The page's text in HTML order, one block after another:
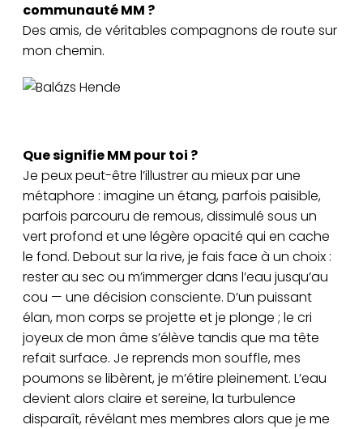
communauté MM ?
Des amis, de véritables compagnons de route sur
mon chemin.
Que signifie MM pour toi ?
Je peux peut-être l’illustrer au mieux par une
métaphore : imagine un étang, parfois paisible,
parfois parcouru de remous, dissimulé sous un
vert profond et une légère opacité qui en cache
le fond. Debout sur la rive, je fais face à un choix :
rester au sec ou m’immerger dans l’eau jusqu’au
cou — une décision consciente. D’un puissant
élan, mon corps se projette et je plonge ; le cri
joyeux de mon âme s’élève tandis que ma tête
refait surface. Je reprends mon souffle, mes
poumons se libèrent, je m’étire pleinement. L’eau
devient alors claire et sereine, la turbulence
disparaît, révélant mes membres alors que je me